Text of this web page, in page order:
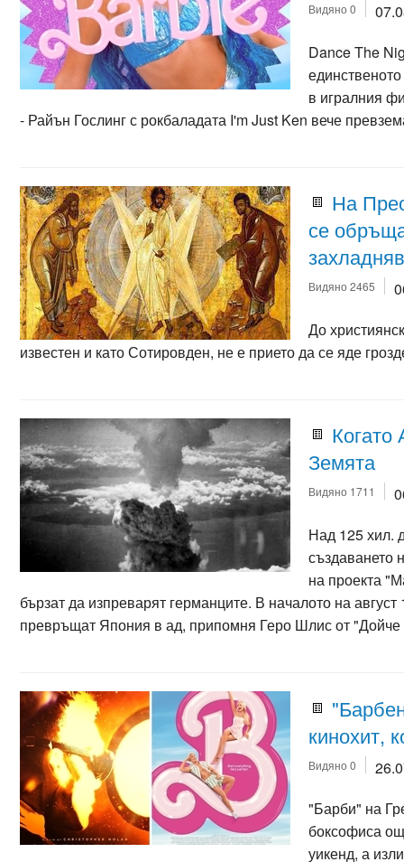
Видяно 0
Dance The
в игралния
- Райън Гослинг с рокбаладата I'm Just Ken вече
На
се
Видяно 2465
До
известен и като Сотировден, не е прието да се яде
Когато
Земята
Видяно 1711
Над 125 хил.
създаването
на проекта
бързат да изпреварят германците. В началото на
превръщат Япония в ад, припомня Геро Шлис от "Дойче
кинохит,
Видяно 0
"Барби" на
боксофиса
уикенд, а